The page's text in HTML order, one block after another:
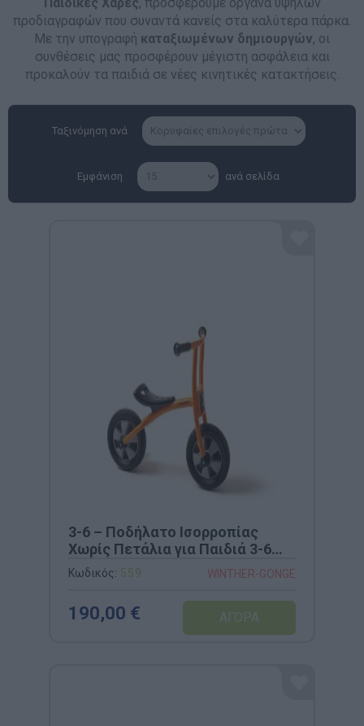
προδιαγραφών που συναντά κανείς στα καλύτερα πάρκα.
Με την υπογραφή καταξιωμένων δημιουργών, οι
συνθέσεις μας προσφέρουν μέγιστη ασφάλεια και
προκαλούν τα παιδιά σε νέες κινητικές κατακτήσεις.
Ταξινόμηση ανά
Εμφάνιση ανά σελίδα
3-6 – Ποδήλατο Ισορροπίας
Χωρίς Πετάλια για Παιδιά 3-6
Ετών (WINTHER)
Κωδικός: 559 WINTHER-GONGE
190,00 €